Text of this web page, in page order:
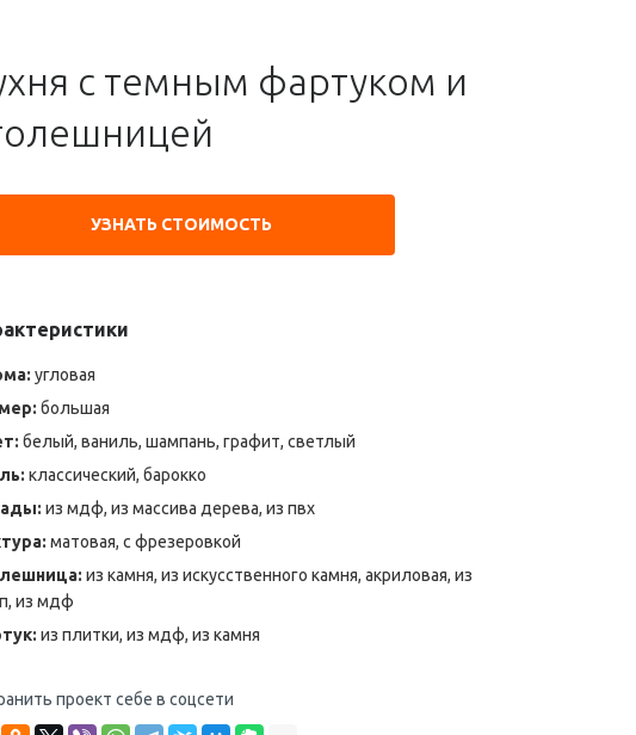
с темным фартуком и
УЗНАТЬ СТОИМОСТЬ
угловая
большая
белый, ваниль, шампань, графит, светлый
классический, барокко
из мдф, из массива дерева, из пвх
матовая, с фрезеровкой
из камня, из искусственного камня, акриловая, из
из мдф
из плитки, из мдф, из камня
проект себе в соцсети